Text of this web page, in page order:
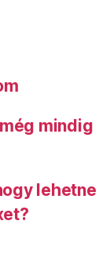
mindig
lehetne